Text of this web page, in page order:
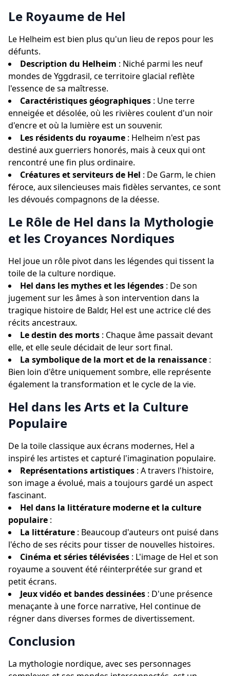
Le Royaume de Hel
Le Helheim est bien plus qu'un lieu de repos pour les
défunts.
Description du Helheim : Niché parmi les neuf
mondes de Yggdrasil, ce territoire glacial reflète
l'essence de sa maîtresse.
Caractéristiques géographiques : Une terre
enneigée et désolée, où les rivières coulent d'un noir
d'encre et où la lumière est un souvenir.
Les résidents du royaume : Helheim n'est pas
destiné aux guerriers honorés, mais à ceux qui ont
rencontré une fin plus ordinaire.
Créatures et serviteurs de Hel : De Garm, le chien
féroce, aux silencieuses mais fidèles servantes, ce sont
les dévoués compagnons de la déesse.
Le Rôle de Hel dans la Mythologie
et les Croyances Nordiques
Hel joue un rôle pivot dans les légendes qui tissent la
toile de la culture nordique.
Hel dans les mythes et les légendes : De son
jugement sur les âmes à son intervention dans la
tragique histoire de Baldr, Hel est une actrice clé des
récits ancestraux.
Le destin des morts : Chaque âme passait devant
elle, et elle seule décidait de leur sort final.
La symbolique de la mort et de la renaissance :
Bien loin d'être uniquement sombre, elle représente
également la transformation et le cycle de la vie.
Hel dans les Arts et la Culture
Populaire
De la toile classique aux écrans modernes, Hel a
inspiré les artistes et capturé l'imagination populaire.
Représentations artistiques : A travers l'histoire,
son image a évolué, mais a toujours gardé un aspect
fascinant.
Hel dans la littérature moderne et la culture
populaire :
La littérature : Beaucoup d'auteurs ont puisé dans
l'écho de ses récits pour tisser de nouvelles histoires.
Cinéma et séries télévisées : L'image de Hel et son
royaume a souvent été réinterprétée sur grand et
petit écrans.
Jeux vidéo et bandes dessinées : D'une présence
menaçante à une force narrative, Hel continue de
régner dans diverses formes de divertissement.
Conclusion
La mythologie nordique, avec ses personnages